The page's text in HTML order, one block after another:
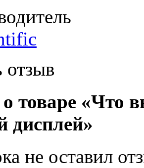
отзыв
товаре «Что
дисплей»
не оставил